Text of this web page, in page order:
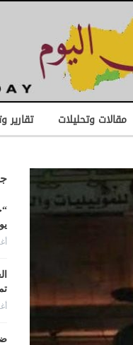
مقالات وتحليلات تقارير